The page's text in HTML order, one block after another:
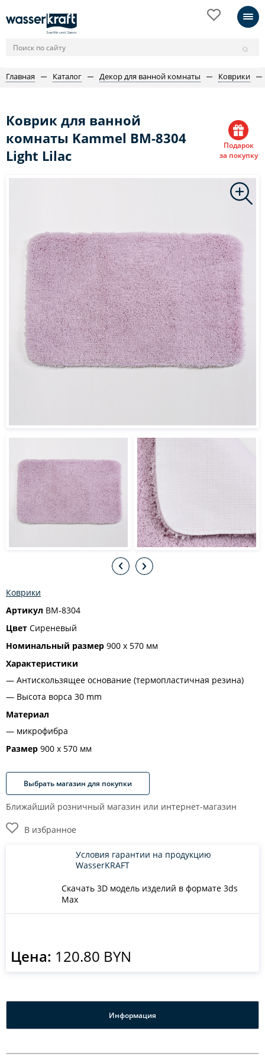
Главная Каталог Декор для ванной комнаты Коврики
Коврик для ванной
комнаты Kammel BM-8304
Light Lilac
Подарок
за покупку
Коврики
Артикул BM-8304
Цвет Сиреневый
Номинальный размер 900 х 570 мм
Характеристики
Антискользящее основание (термопластичная резина)
Высота ворса 30 mm
Материал
микрофибра
Размер 900 х 570 мм
Выбрать магазин для покупки
Ближайший розничный магазин или интернет-магазин
В избранное
Скачать 3D модель изделий в формате 3ds
Max
Условия гарантии на продукцию
WasserKRAFT
Цена: 120.80 BYN
Информация